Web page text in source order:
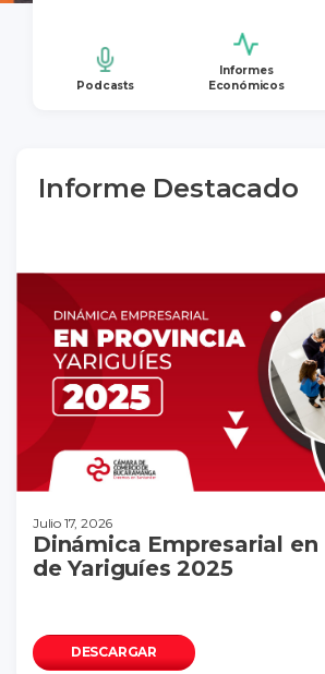
Podcasts
Informes
Económicos
Informe Destacado
Julio 17, 2026
Dinámica Empresarial
de Yariguíes 2025
DESCARGAR